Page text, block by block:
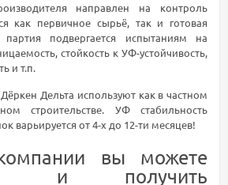
направлен на контроль
как первичное сырьё, так и готовая
подвергается испытаниям на
стойкость к УФ-устойчивость,
и т.п.
Дельта используют как в частном
строительстве. УФ стабильность
варьируется от 4-х до 12-ти месяцев!
вы можете
и получить